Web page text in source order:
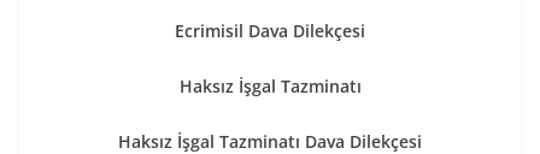
Ecrimisil Dava Dilekçesi
Haksız İşgal Tazminatı
Haksız İşgal Tazminatı Dava Dilekçesi